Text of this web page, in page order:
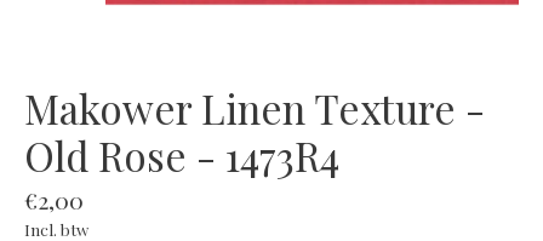
Makower Linen Texture -
Old Rose - 1473R4
€2,00
Incl. btw